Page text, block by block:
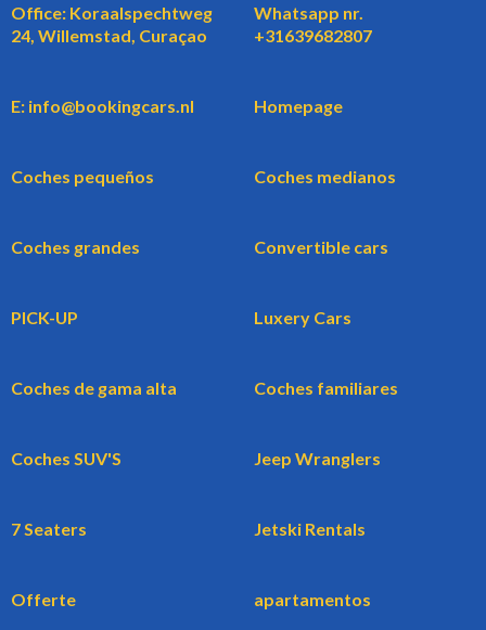
Office: Koraalspechtweg
24, Willemstad, Curaçao
Whatsapp nr.
+31639682807
E: info@bookingcars.nl Homepage
Coches pequeños Coches medianos
Coches grandes Convertible cars
PICK-UP Luxery Cars
Coches de gama alta Coches familiares
Coches SUV'S Jeep Wranglers
7 Seaters Jetski Rentals
Offerte apartamentos